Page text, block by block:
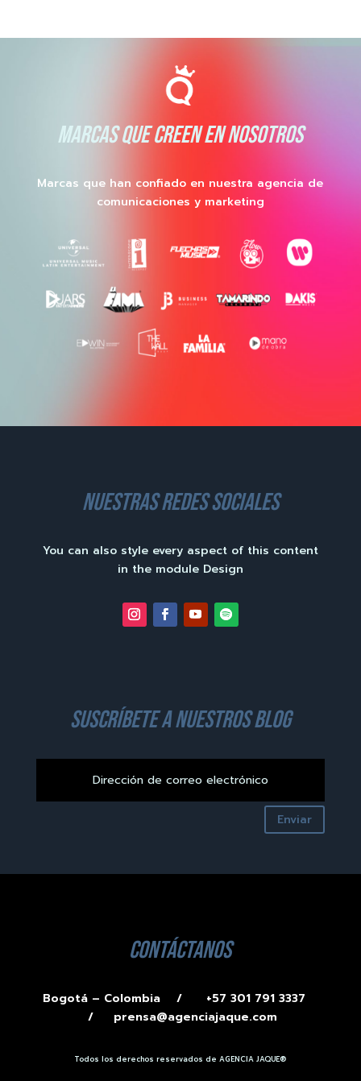
MARCAS QUE CREEN EN NOSOTROS
Marcas que han confiado en nuestra agencia de
comunicaciones y marketing
nuestras redes sociales
You can also style every aspect of this content
in the module Design
suscríbete a nuestros blog
Enviar
contáctanos
Bogotá – Colombia /
+57 301 791 3337
/ prensa@agenciajaque.com
Todos los derechos reservados de AGENCIA JAQUE®